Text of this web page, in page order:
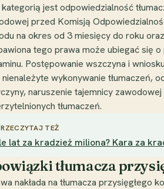
kategorią jest odpowiedzialność
przed Komisją
na okres od 3 miesięcy do roku
tego prawa może ubiegać się
Postępowanie wszczyna i
nienależyte wykonywanie tłumaczeń,
naruszenie tajemnicy
tłumaczeń.
TEŻ
lat za kradzież miliona? Kara za
tłumacza
nakłada na tłumacza